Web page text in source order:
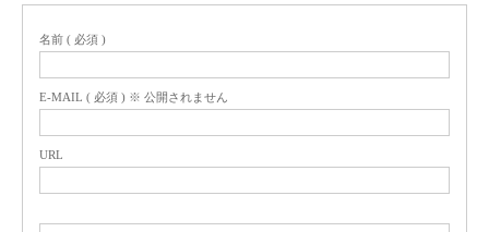
名前 ( 必須 )
E-MAIL ( 必須 ) ※ 公開されません
URL